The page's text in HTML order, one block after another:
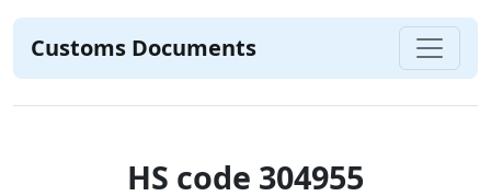
Customs Documents
HS code 304955